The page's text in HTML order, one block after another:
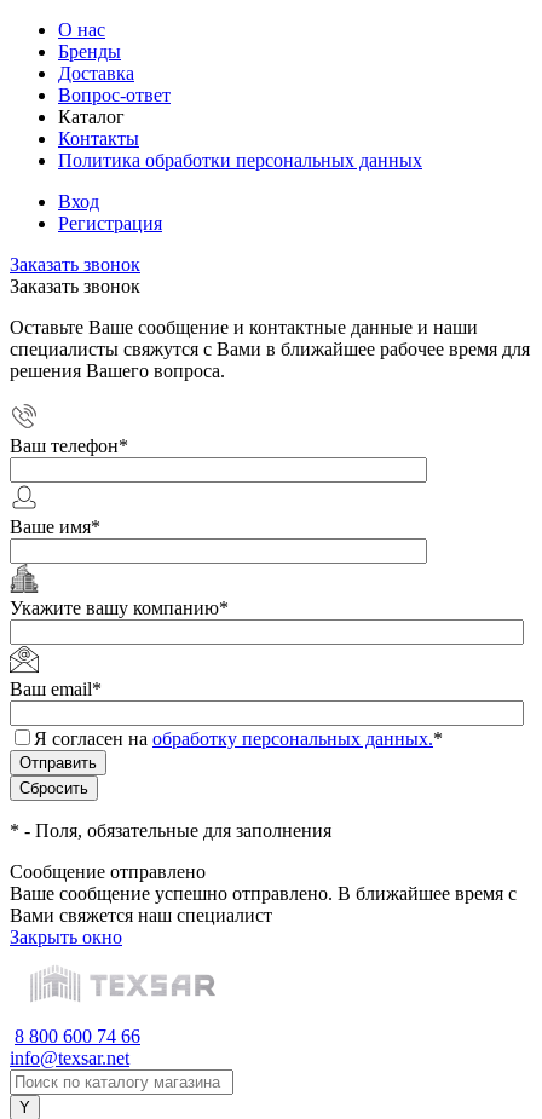
О нас
Бренды
Доставка
Вопрос-ответ
Каталог
Контакты
Политика обработки персональных данных
Вход
Регистрация
Заказать звонок
Заказать звонок
Оставьте Ваше сообщение и контактные данные и наши
специалисты свяжутся с Вами в ближайшее рабочее время для
решения Вашего вопроса.
Ваш телефон*
Ваше имя*
Укажите вашу компанию*
Ваш email*
Я согласен на обработку персональных данных.*
* - Поля, обязательные для заполнения
Сообщение отправлено
Ваше сообщение успешно отправлено. В ближайшее время с
Вами свяжется наш специалист
Закрыть окно
8 800 600 74 66
info@texsar.net